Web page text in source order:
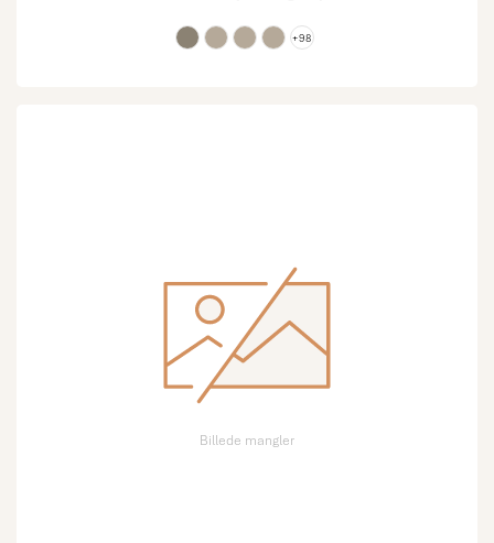
+98
Billede mangler